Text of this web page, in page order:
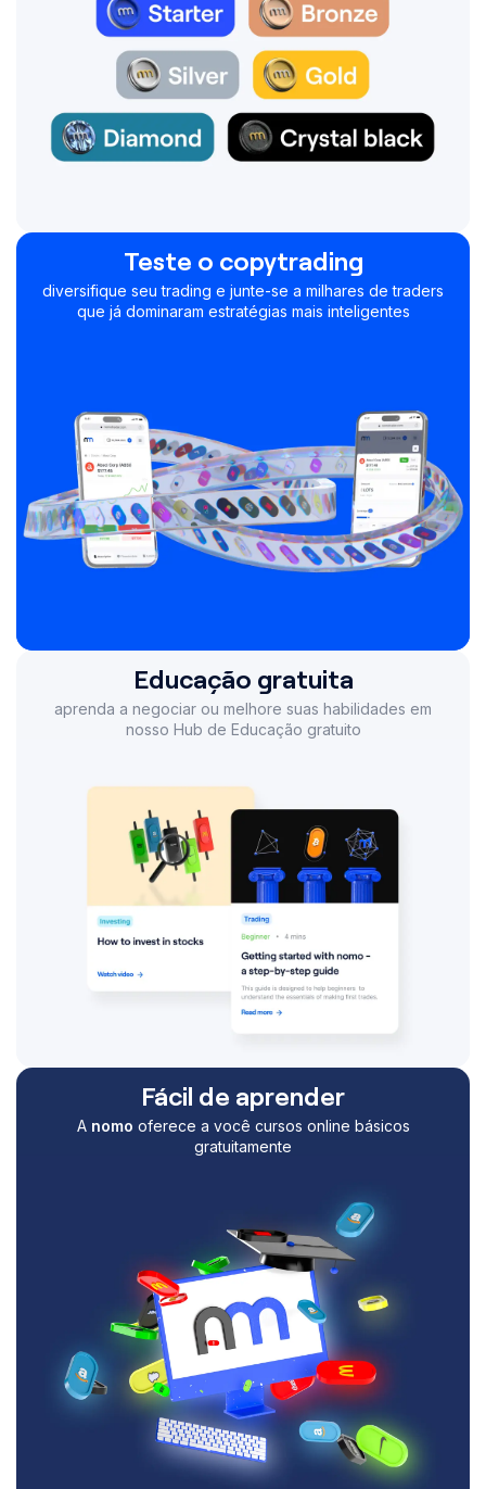
Teste o copytrading
diversifique seu trading e junte-se a milhares de traders
que já dominaram estratégias mais inteligentes
Educação gratuita
aprenda a negociar ou melhore suas habilidades em
nosso Hub de Educação gratuito
Fácil de aprender
A nomo oferece a você cursos online básicos
gratuitamente